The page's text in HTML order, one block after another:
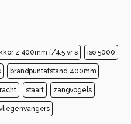
z 400mm f/4.5 vr s iso 5000
brandpuntafstand 400mm
staart zangvogels